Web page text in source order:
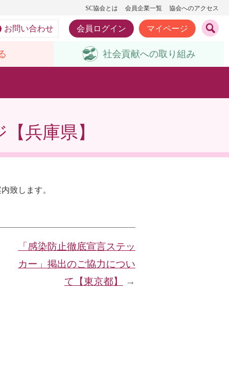
SC協会とは 会員企業一覧 協会へのアクセス
お問い合わせ 会員ログイン マイページ
社会貢献への取り組み
兵庫県】
致します。
「感染防止徹底宣言ステッ
カー」掲出のご協力につい
て【東京都】
→